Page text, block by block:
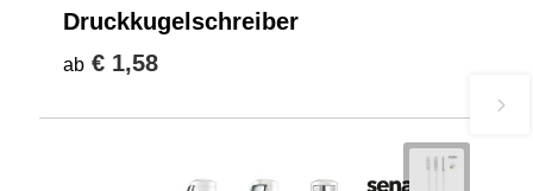
Druckkugelschreiber
ab € 1,58